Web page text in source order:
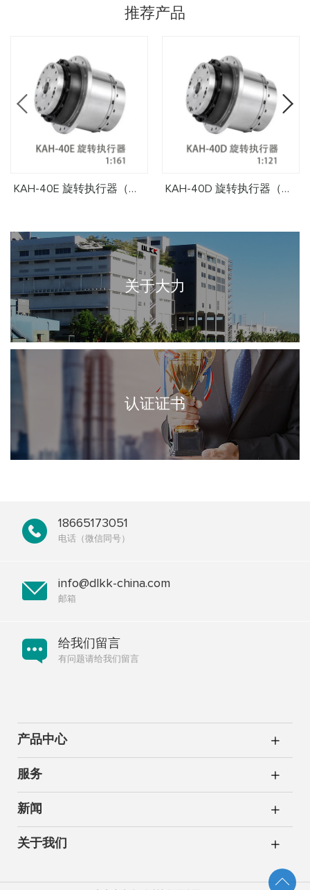
推荐产品
KAH-40E 旋转执行器（减速比1:161） KAH-40D 旋转执行器（减速比1:121）
关于大力
认证证书
18665173051
电话（微信同号）
info@dlkk-china.com
邮箱
给我们留言
有问题请给我们留言
产品中心
服务
新闻
关于我们
